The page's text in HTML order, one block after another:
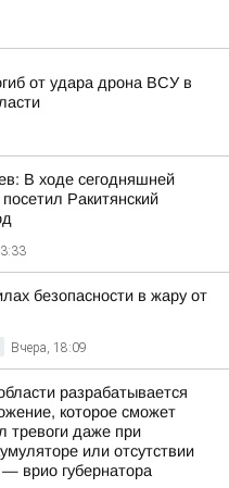
от удара дрона ВСУ в
В ходе сегодняшней
Ракитянский
безопасности в жару от
Вчера, 18:09
разрабатывается
которое сможет
тревоги даже при
или отсутствии
врио губернатора